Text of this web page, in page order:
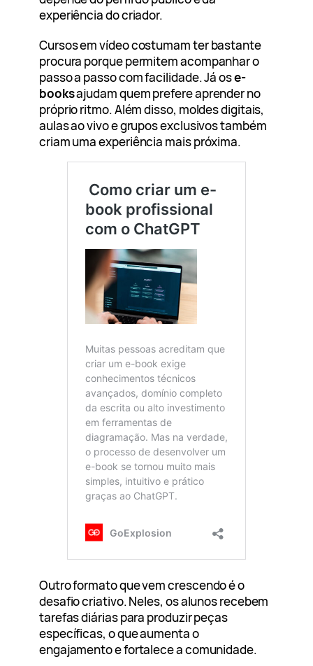
experiência do criador.
Cursos em vídeo costumam ter bastante
procura porque permitem acompanhar o
passo a passo com facilidade. Já ose-
booksajudam quem prefere aprender no
próprio ritmo. Além disso, moldes digitais,
aulas ao vivo e grupos exclusivos também
criam uma experiência mais próxima.
Outro formato que vem crescendo é o
desafio criativo. Neles, os alunos recebem
tarefas diárias para produzir peças
específicas, o que aumenta o
engajamento e fortalece a comunidade.